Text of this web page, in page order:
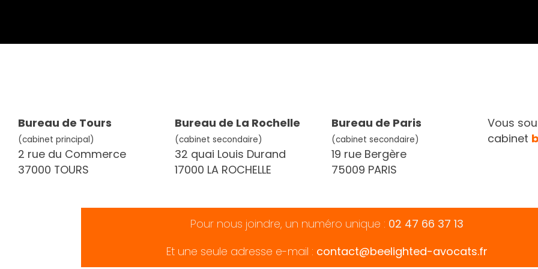
Bureau de Tours
(cabinet principal)
2 rue du Commerce
37000 TOURS
Bureau de La Rochelle
(cabinet secondaire)
32 quai Louis Durand
17000 LA ROCHELLE
Bureau de Paris
(cabinet secondaire)
19 rue Bergère
75009 PARIS
Vous
cabinet
Pour nous joindre, un numéro unique : 02 47 66 37 13
Et une seule adresse e-mail : contact@beelighted-avocats.fr